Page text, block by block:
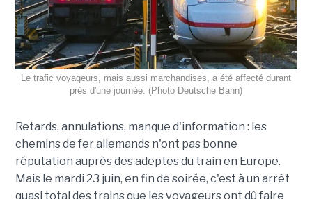
Le trafic voyageurs, mais aussi marchandises, a été affecté durant
près d'une journée. (Photo Deutsche Bahn)
Retards, annulations, manque d'information : les
chemins de fer allemands n'ont pas bonne
réputation auprès des adeptes du train en Europe.
Mais le mardi 23 juin, en fin de soirée, c'est à un arrêt
quasi total des trains que les voyageurs ont dû faire